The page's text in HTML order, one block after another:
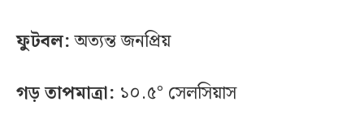
ফুটবল:অত্যন্ত জনপ্রিয়
গড় তাপমাত্রা: ১০.৫° সেলসিয়াস